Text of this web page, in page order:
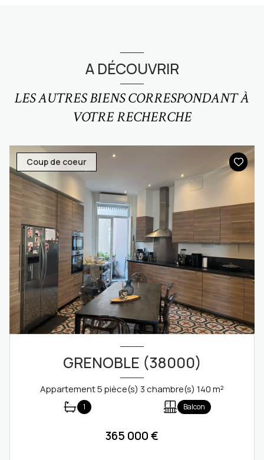
A DÉCOUVRIR
LES AUTRES BIENS CORRESPONDANT À
VOTRE RECHERCHE
Coup de coeur
GRENOBLE (38000)
Appartement 5 pièce(s) 3 chambre(s) 140 m²
1 Balcon
365 000 €